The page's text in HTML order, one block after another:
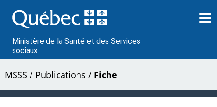
au
contenu
Ministère de la Santé et des Services
sociaux
MSSS / Publications / Fiche